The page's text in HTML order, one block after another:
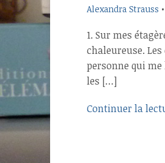
Alexandra Strauss •
1. Sur mes
chaleureuse.
personne qui me
les […]
Continuer la